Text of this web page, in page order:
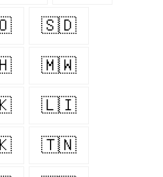
🇸🇩
🇲🇼
🇱🇮
🇹🇳